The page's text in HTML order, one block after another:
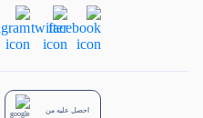
احصل عليه من